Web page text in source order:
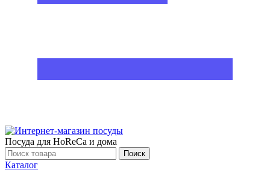
Посуда для HoReCa и дома
Поиск
Каталог